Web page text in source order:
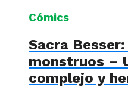
Cómics
Sacra
monstruos –
complejo y